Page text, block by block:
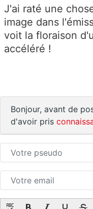
J'ai raté une
image dans
voit la floraison
accéléré !
Bonjour, avant de
d'avoir pris